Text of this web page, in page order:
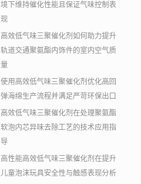
境下维持催化性能且保证气味控制表
现
高效低气味三聚催化剂如何助力提升
轨道交通聚氨酯内饰件的室内空气质
量
使用高效低气味三聚催化剂优化高回
弹海绵生产流程并满足严苛环保出口
高效低气味三聚催化剂在处理聚氨酯
软泡内芯异味去除工艺的技术应用指
导
高性能高效低气味三聚催化剂在提升
儿童泡沫玩具安全性与触感表现分析